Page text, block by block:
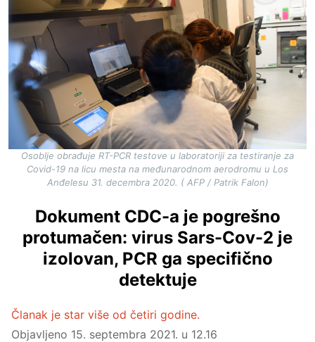
Osoblje obrađuje RT-PCR testove u laboratoriji za testiranje za
Covid-19 na licu mesta na međunarodnom aerodromu u Los
Anđelesu 31. decembra 2020. ( AFP / Patrik Falon)
Dokument CDC-a je pogrešno
protumačen: virus Sars-Cov-2 je
izolovan, PCR ga specifično
detektuje
Članak je star više od četiri godine.
Objavljeno 15. septembra 2021. u 12.16